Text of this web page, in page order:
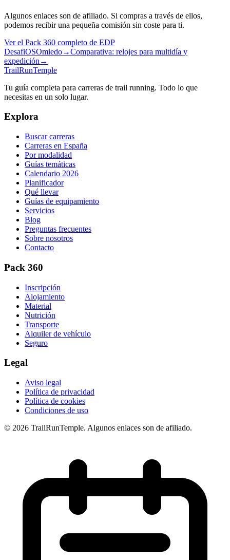
Algunos enlaces son de afiliado. Si compras a través de ellos,
podemos recibir una pequeña comisión sin coste para ti.
Ver el Pack 360 completo de EDP
DesafiOSOmiedo→Comparativa: relojes para multidía y
expedición →
TrailRunTemple
Tu guía completa para carreras de trail running. Todo lo que
necesitas en un solo lugar.
Explora
Buscar carreras
Carreras en España
Por modalidad
Guías temáticas
Calendario 2026
Planificador
Qué llevar
Guías de equipamiento
Servicios
Blog
Preguntas frecuentes
Sobre nosotros
Contacto
Pack 360
Inscripción
Alojamiento
Material
Nutrición
Transporte
Alquiler de vehículo
Seguro
Legal
Aviso legal
Política de privacidad
Política de cookies
Condiciones de uso
© 2026 TrailRunTemple. Algunos enlaces son de afiliado.